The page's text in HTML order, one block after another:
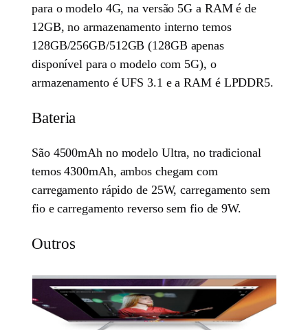
para o modelo 4G, na versão 5G a RAM é de
12GB, no armazenamento interno temos
128GB/256GB/512GB (128GB apenas
disponível para o modelo com 5G), o
armazenamento é UFS 3.1 e a RAM é LPDDR5.
Bateria
São 4500mAh no modelo Ultra, no tradicional
temos 4300mAh, ambos chegam com
carregamento rápido de 25W, carregamento sem
fio e carregamento reverso sem fio de 9W.
Outros